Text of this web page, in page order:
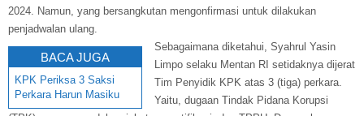
2024. Namun, yang bersangkutan mengonfirmasi untuk dilakukan
penjadwalan ulang.
BACA JUGA
KPK Periksa 3 Saksi
Perkara Harun Masiku
Sebagaimana diketahui, Syahrul Yasin
Limpo selaku Mentan RI setidaknya dijerat
Tim Penyidik KPK atas 3 (tiga) perkara.
Yaitu, dugaan Tindak Pidana Korupsi